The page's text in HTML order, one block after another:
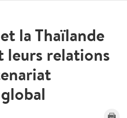
la Thaïlande
leurs relations